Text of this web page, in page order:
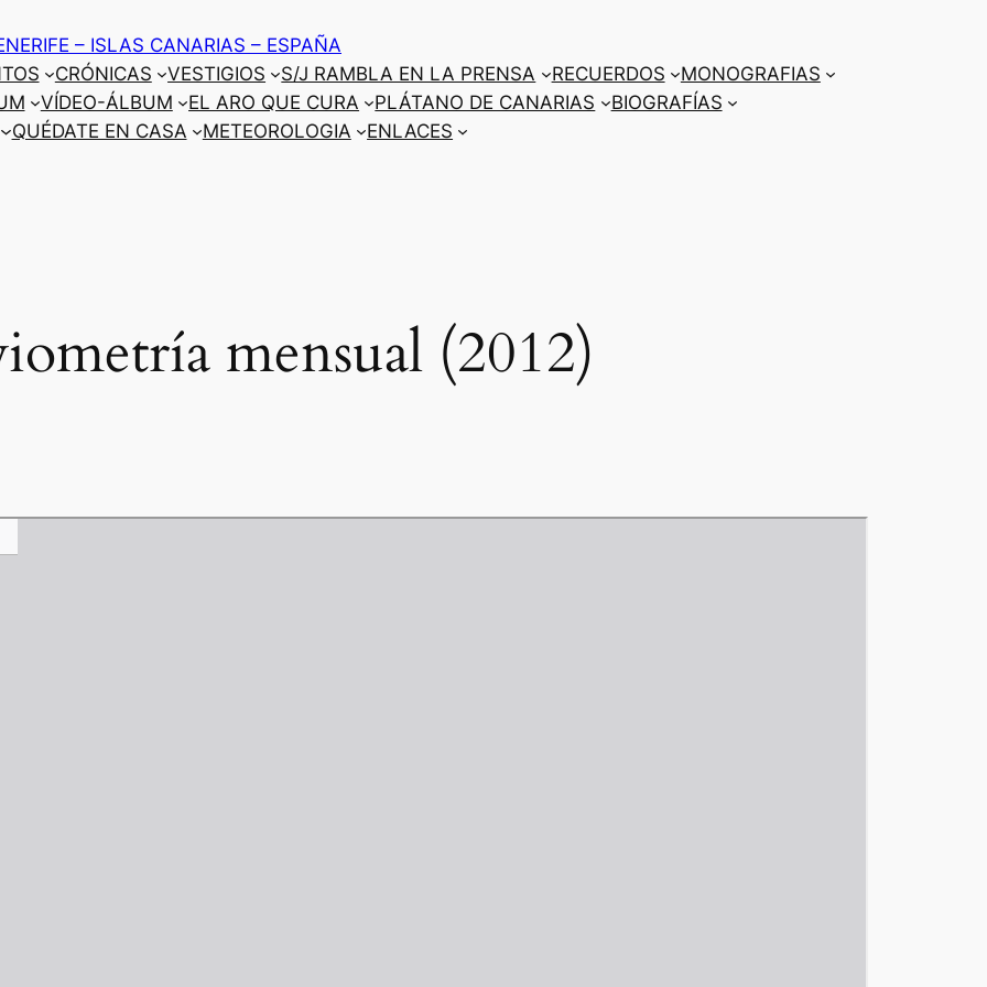
– ISLAS CANARIAS – ESPAÑA
CRÓNICAS VESTIGIOS S/J RAMBLA EN LA PRENSA RECUERDOS
MONOGRAFIAS
VÍDEO-ÁLBUM EL ARO QUE CURA PLÁTANO DE CANARIAS
BIOGRAFÍAS
QUÉDATE EN CASA METEOROLOGIA ENLACES
mensual (2012)